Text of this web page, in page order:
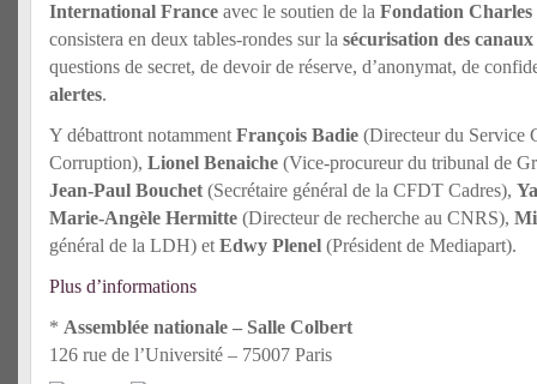
International France avec le soutien de la Fondation
consistera en deux tables-rondes sur la sécurisation des
questions de secret, de devoir de réserve, d’anonymat, de
alertes.
Y débattront notamment François Badie (Directeur du Service
Corruption), Lionel Benaiche (Vice-procureur du tribunal de
Jean-Paul Bouchet (Secrétaire général de la CFDT Cadres),
Marie-Angèle Hermitte (Directeur de recherche au CNRS),
général de la LDH) et Edwy Plenel (Président de Mediapart).
Plus d’informations
* Assemblée nationale – Salle Colbert
126 rue de l’Université – 75007 Paris